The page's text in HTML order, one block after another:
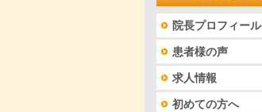
院長プロフィール
患者様の声
求人情報
初めての方へ